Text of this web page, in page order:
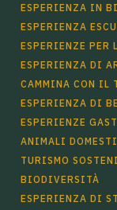
ESPERIENZA IN
ESPERIENZA
ESPERIENZE PER
ESPERIENZA DI
CAMMINA CON IL
ESPERIENZA DI
ESPERIENZE
ANIMALI
TURISMO
BIODIVERSITÀ
ESPERIENZA DI